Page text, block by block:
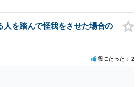
人を踏んで怪我をさせた場合の
役にたった 2